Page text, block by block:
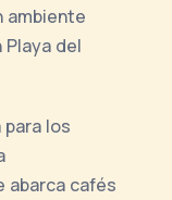
ambiente
del
los
abarca cafés